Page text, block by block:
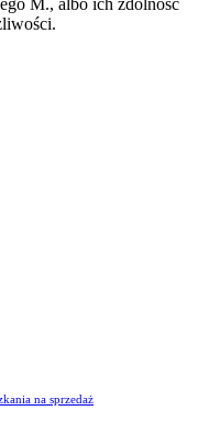
na sprzedaż